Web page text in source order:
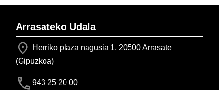
Arrasateko Udala
Herriko plaza nagusia 1, 20500 Arrasate
(Gipuzkoa)
943 25 20 00